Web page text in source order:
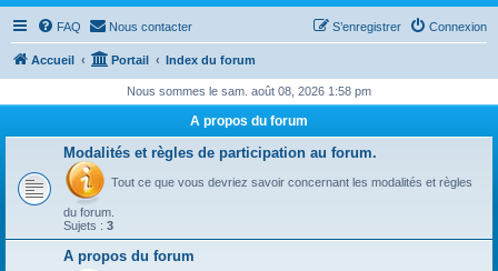
FAQ Nous contacter Connexion
S’enregistrer
Accueil Portail Index du forum
Nous sommes le sam. août 08, 2026 1:58 pm
A propos du forum
Modalités et règles de participation au forum.
Tout ce que vous devriez savoir concernant les modalités et règles
du forum.
Sujets : 3
A propos du forum